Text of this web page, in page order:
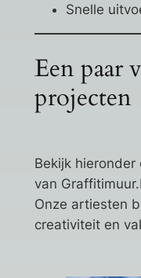
Snelle
Een paar
projecten
Bekijk
van
Onze artiesten
creativiteit en